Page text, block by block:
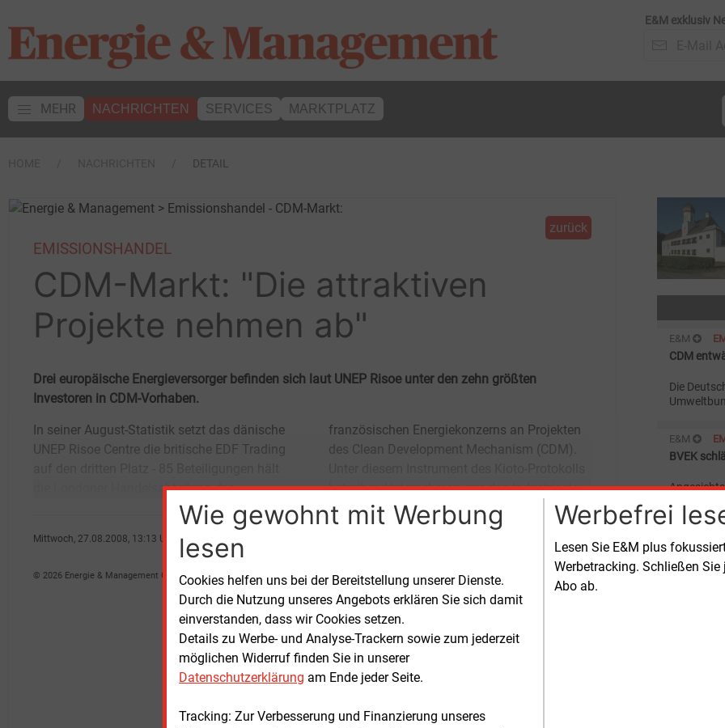
E&M exklusiv
MEHR NACHRICHTEN SERVICES MARKTPLATZ
DETAIL
Wie gewohnt mit Werbung
lesen
Cookies helfen uns bei der Bereitstellung unserer Dienste.
Durch die Nutzung unseres Angebots erklären Sie sich damit
einverstanden, dass wir Cookies setzen.
Details zu Werbe- und Analyse-Trackern sowie zum jederzeit
möglichen Widerruf finden Sie in unserer
Datenschutzerklärung am Ende jeder Seite.
Tracking: Zur Verbesserung und Finanzierung unseres
Werbefrei
Lesen Sie E&M plus
Werbetracking. Schließen
Abo ab.
zurück
EMISSIONSHANDEL
CDM-Markt: "Die attraktiven
Projekte nehmen ab"
Drei europäische Energieversorger befinden sich laut UNEP Risoe unter den zehn größten
Investoren in CDM-Vorhaben.
In seiner August-Statistik setzt das dänische
UNEP Risoe Centre die britische EDF Trading
die Londoner Handelsabteilung des
französischen Energiekonzerns an Projekten
des Clean Development Mechanism (CDM).
betreiben Unternehmen aus den Industriesta
Mittwoch, 27.08.2008, 13:13 Uhr
© 2026 Energie & Management GmbH
E&M
CDM
Die
E&M
BVEK
einen
E&M
CER-